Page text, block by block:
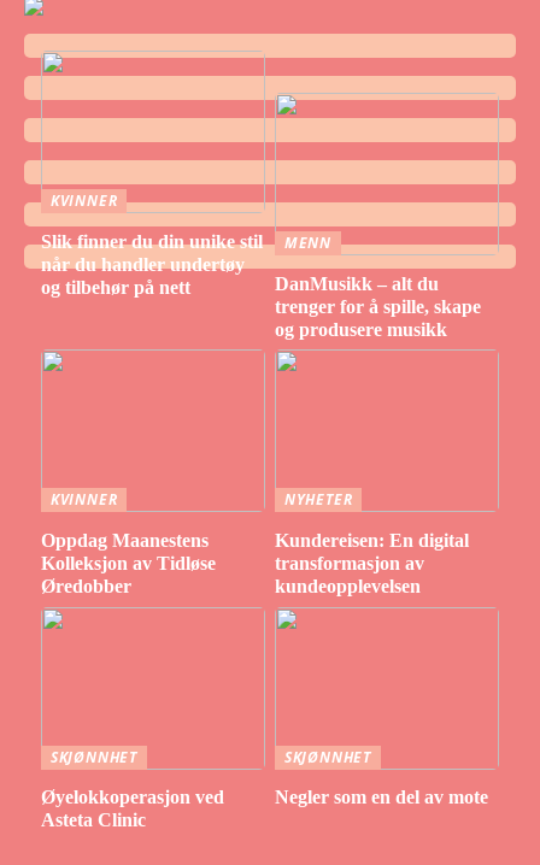
KVINNER
Slik finner du din unike stil
når du handler undertøy
og tilbehør på nett
MENN
DanMusikk – alt du
trenger for å spille, skape
og produsere musikk
KVINNER
Oppdag Maanestens
Kolleksjon av Tidløse
Øredobber
NYHETER
Kundereisen: En digital
transformasjon av
kundeopplevelsen
SKJØNNHET
Øyelokkoperasjon ved
Asteta Clinic
SKJØNNHET
Negler som en del av mote